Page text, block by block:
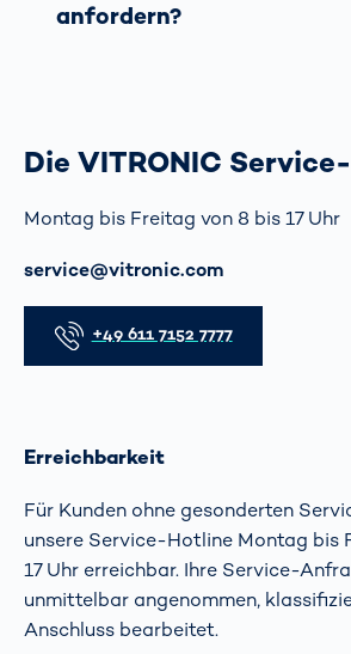
anfordern?
Die VITRONIC
Montag bis Freitag von 8 bis 17 Uhr
E-Mail
service@vitronic.com
Telefon
+49 611 7152 7777
Erreichbarkeit
Für Kunden ohne gesonderten
unsere Service-Hotline Montag bis
17 Uhr erreichbar. Ihre Service-
unmittelbar angenommen,
Anschluss bearbeitet.